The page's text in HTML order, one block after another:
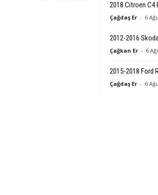
2018 Citroen C4
Çağdaş Er - 6
2012-2016
Çağkan Er - 6
2015-2018 Ford
Çağdaş Er - 6